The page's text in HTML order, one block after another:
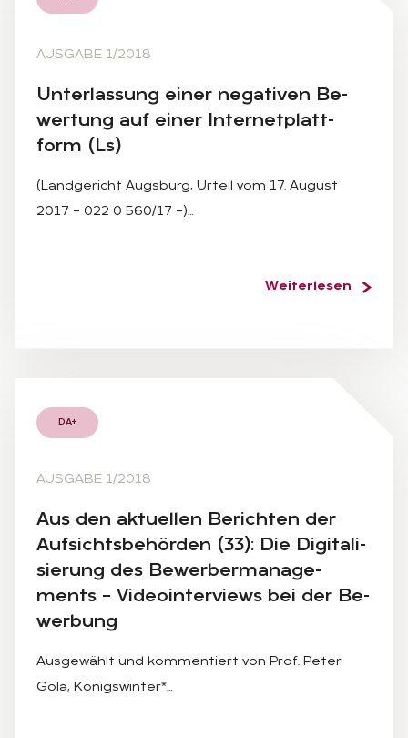
AUSGABE 1/2018
Un­ter­las­sung ei­ner ne­ga­ti­ven Be­
wer­tung auf ei­ner In­ter­net­platt­
form (Ls)
(Landgericht Augsburg, Urteil vom 17. August
2017 – 022 0 560/17 –)…
Weiterlesen
DA+
AUSGABE 1/2018
Aus den ak­tu­el­len Be­rich­ten der
Auf­sichts­be­hör­den (33): Die Di­gi­ta­li­
sie­rung des Be­wer­ber­ma­nage­
ments – Vi­deo­in­ter­views bei der Be­
wer­bung
Ausgewählt und kommentiert von Prof. Peter
Gola, Königswinter*…